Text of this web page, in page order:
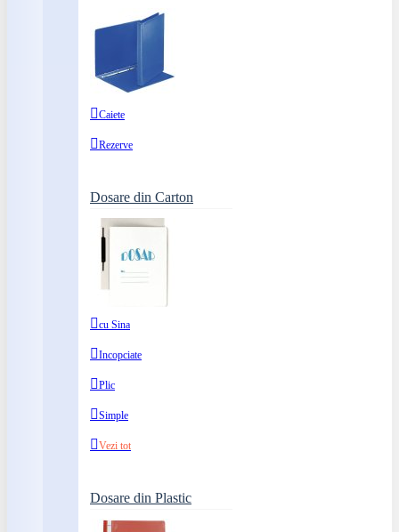
Caiete
Rezerve
Dosare din Carton
cu Sina
Incopciate
Plic
Simple
Vezi tot
Dosare din Plastic